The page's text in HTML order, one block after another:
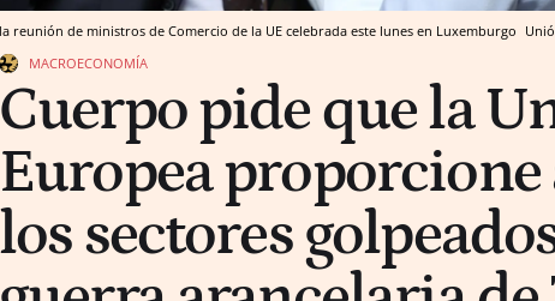
reunión de ministros de Comercio de la UE celebrada este lunes en Luxemburgo
MACROECONOMÍA
Cuerpo pide que la
Europea proporcione
los sectores